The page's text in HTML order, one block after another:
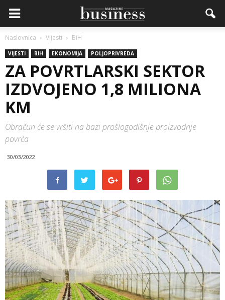
Naslovnica Vijesti BiH
VIJESTI BIH EKONOMIJA POLJOPRIVREDA
ZA POVRTLARSKI SEKTOR
IZDVOJENO 1,8 MILIONA
KM
Obračun će se vršiti na bazi prošlogodišnje proizvodnje
povrća
30/03/2022